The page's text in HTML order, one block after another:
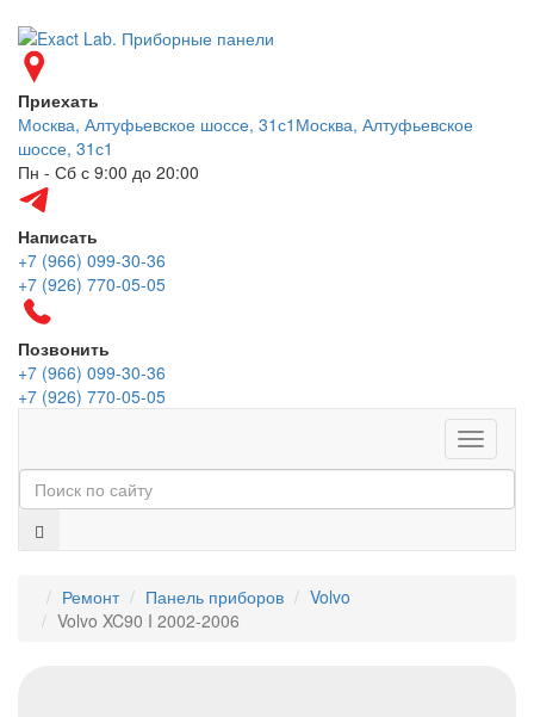
Приехать
Москва, Алтуфьевское шоссе, 31с1 Москва, Алтуфьевское
шоссе, 31с1
Пн - Сб с 9:00 до 20:00
Написать
+7 (966) 099-30-36
+7 (926) 770-05-05
Позвонить
+7 (966) 099-30-36
+7 (926) 770-05-05
Меню
Ремонт Панель приборов
Volvo
Volvo XC90 I 2002-2006